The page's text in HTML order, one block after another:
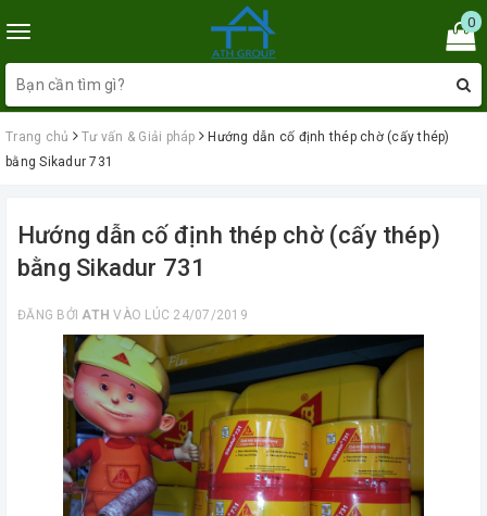
Toggle
navigation
0
Trang chủ Tư vấn & Giải pháp
Hướng dẫn cố định thép chờ (cấy thép)
bằng Sikadur 731
Hướng dẫn cố định thép chờ (cấy thép)
bằng Sikadur 731
ĐĂNG BỞIATH VÀO LÚC 24/07/2019